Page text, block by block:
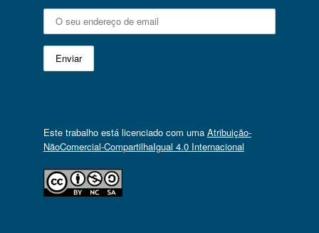
Este trabalho está licenciado com uma Atribuição-
NãoComercial-CompartilhaIgual 4.0 Internacional